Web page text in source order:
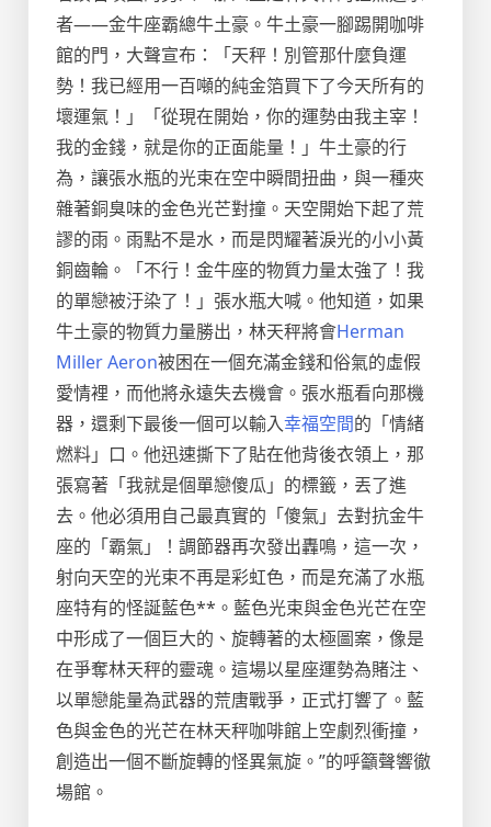
者——金牛座霸總牛土豪。牛土豪一腳踢開咖啡
館的門，大聲宣布：「天秤！別管那什麼負運
勢！我已經用一百噸的純金箔買下了今天所有的
壞運氣！」「從現在開始，你的運勢由我主宰！
我的金錢，就是你的正面能量！」牛土豪的行
為，讓張水瓶的光束在空中瞬間扭曲，與一種夾
雜著銅臭味的金色光芒對撞。天空開始下起了荒
謬的雨。雨點不是水，而是閃耀著淚光的小小黃
銅齒輪。「不行！金牛座的物質力量太強了！我
的單戀被汙染了！」張水瓶大喊。他知道，如果
牛土豪的物質力量勝出，林天秤將會Herman
Miller Aeron被困在一個充滿金錢和俗氣的虛假
愛情裡，而他將永遠失去機會。張水瓶看向那機
器，還剩下最後一個可以輸入幸福空間的「情緒
燃料」口。他迅速撕下了貼在他背後衣領上，那
張寫著「我就是個單戀傻瓜」的標籤，丟了進
去。他必須用自己最真實的「傻氣」去對抗金牛
座的「霸氣」！調節器再次發出轟鳴，這一次，
射向天空的光束不再是彩虹色，而是充滿了水瓶
座特有的怪誕藍色**。藍色光束與金色光芒在空
中形成了一個巨大的、旋轉著的太極圖案，像是
在爭奪林天秤的靈魂。這場以星座運勢為賭注、
以單戀能量為武器的荒唐戰爭，正式打響了。藍
色與金色的光芒在林天秤咖啡館上空劇烈衝撞，
創造出一個不斷旋轉的怪異氣旋。”的呼籲聲響徹
場館。